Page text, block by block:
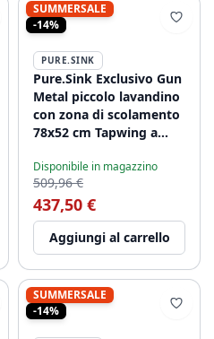
SUMMERSALE
-14%
PURE.SINK
Pure.Sink Exclusivo Gun
Metal piccolo lavandino
con zona di scolamento
78x52 cm Tapwing a
Disponibile in magazzino
509,96 €
437,50 €
Aggiungi al carrello
SUMMERSALE
-14%